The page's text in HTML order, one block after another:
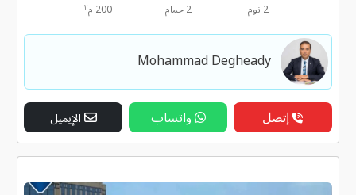
2 نوم 2 حمام 200 م ٢
Mohammad Degheady
إتصل واتساب الإيميل